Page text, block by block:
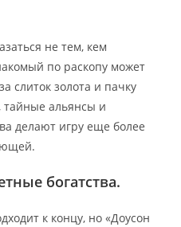
не тем, кем
по раскопу может
слиток золота и пачку
альянсы и
делают игру еще более
богатства.
к концу, но «Доусон